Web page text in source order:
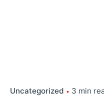
Uncategorized 3 min